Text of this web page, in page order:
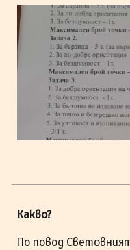
Какво?
По повод